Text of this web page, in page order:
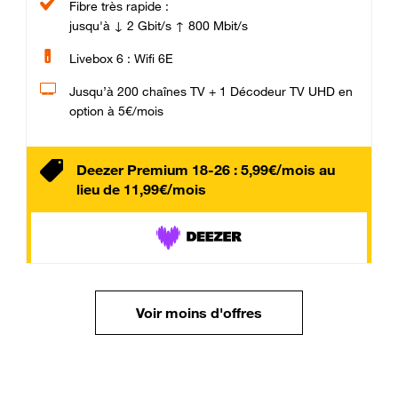
Fibre très rapide :
jusqu'à ↓ 2 Gbit/s ↑ 800 Mbit/s
Livebox 6 : Wifi 6E
Jusqu’à 200 chaînes TV + 1 Décodeur TV UHD en
option à 5€/mois
Deezer Premium 18-26 : 5,99€/mois au
lieu de 11,99€/mois
Voir moins d'offres